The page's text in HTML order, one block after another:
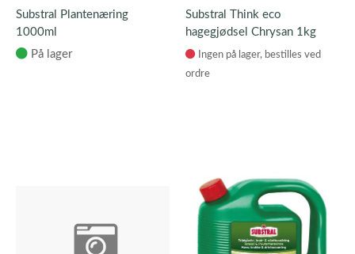
Substral Plantenæring
1000ml
På lager
Substral Think eco
hagegjødsel Chrysan 1kg